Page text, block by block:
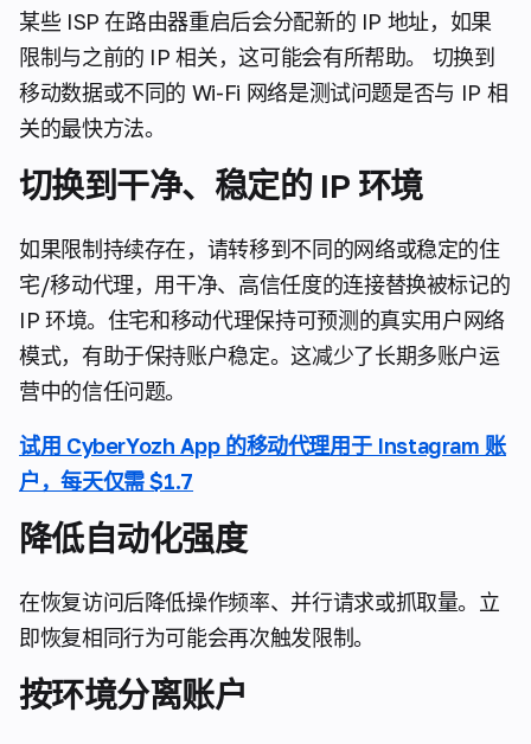
某些 ISP 在路由器重启后会分配新的 IP 地址，如果
限制与之前的 IP 相关，这可能会有所帮助。 切换到
移动数据或不同的 Wi-Fi 网络是测试问题是否与 IP 相
关的最快方法。
切换到干净、稳定的 IP 环境
如果限制持续存在，请转移到不同的网络或稳定的住
宅/移动代理，用干净、高信任度的连接替换被标记的
IP 环境。住宅和移动代理保持可预测的真实用户网络
模式，有助于保持账户稳定。这减少了长期多账户运
营中的信任问题。
试用 CyberYozh App 的移动代理用于 Instagram 账
户，每天仅需 $1.7
降低自动化强度
在恢复访问后降低操作频率、并行请求或抓取量。立
即恢复相同行为可能会再次触发限制。
按环境分离账户